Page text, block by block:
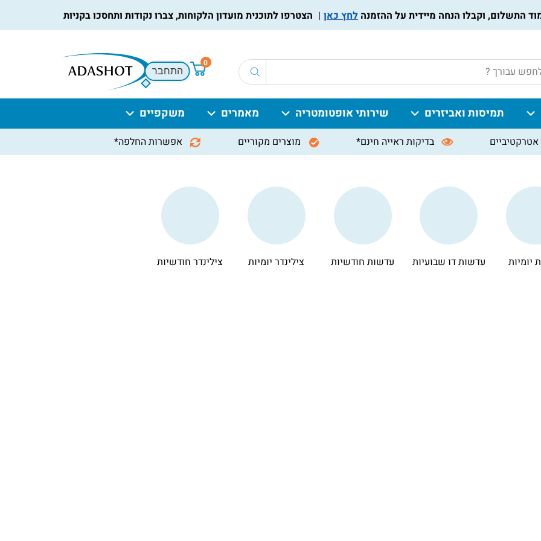
לחץ כאן הצטרפו לתוכנית מועדון הלקוחות, צברו נקודות ותחסכו בקניות הבאות, למידע נוסף
0
התחבר
תמיסות ואביזרים שירותי אופטומטריה מאמרים משקפיים
בדיקות ראייה חינם* מוצרים מקוריים אפשרות החלפה*
יומיות עדשות דו שבועיות עדשות חודשיות צילינדר יומיות צילינדר חודשיות